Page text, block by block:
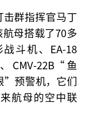
群指挥官马丁
母搭载了70多
斗机、EA-18
22B“鱼
”预警机，它们
航母的空中联